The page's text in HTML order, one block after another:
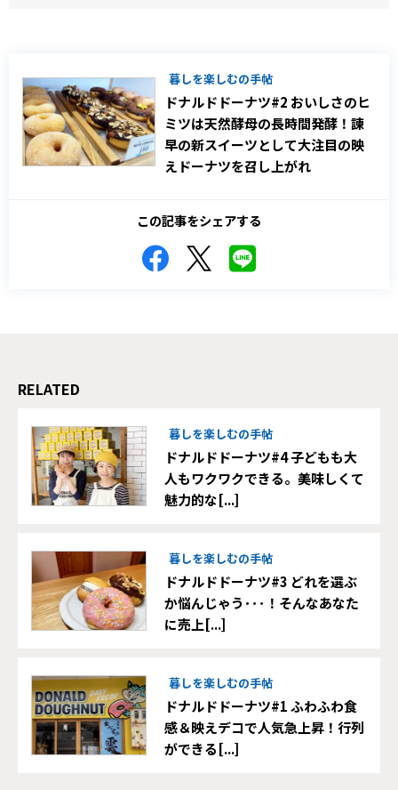
暮しを楽しむの手帖
ドナルドドーナツ#2 おいしさのヒ
ミツは天然酵母の長時間発酵！諫
早の新スイーツとして大注目の映
えドーナツを召し上がれ
この記事をシェアする
RELATED
暮しを楽しむの手帖
ドナルドドーナツ#4 子どもも大
人もワクワクできる。美味しくて
魅力的な[...]
暮しを楽しむの手帖
ドナルドドーナツ#3 どれを選ぶ
か悩んじゃう･･･！そんなあなた
に売上[...]
暮しを楽しむの手帖
ドナルドドーナツ#1 ふわふわ食
感＆映えデコで人気急上昇！行列
ができる[...]